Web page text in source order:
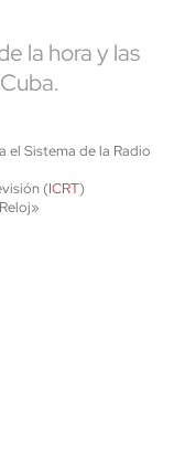
la hora y las
el Sistema de la Radio
(ICRT)